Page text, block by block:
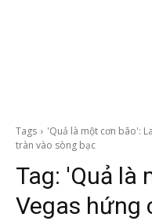
Tags
'Quả là một cơn bão':
tràn vào sòng bạc
Tag: 'Quả là
Vegas hứng